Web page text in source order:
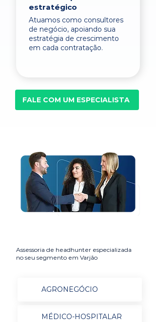
estratégico
Atuamos como consultores
de negócio, apoiando sua
estratégia de crescimento
em cada contratação.
FALE COM UM ESPECIALISTA
Assessoria de headhunter especializada
no seu segmento em Varjão
AGRONEGÓCIO
MÉDICO-HOSPITALAR